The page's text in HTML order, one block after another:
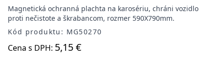
Magnetická ochranná plachta na karosériu, chráni vozidlo
proti nečistote a škrabancom, rozmer 590X790mm.
Kód produktu: MG50270
Cena s DPH: 5,15 €